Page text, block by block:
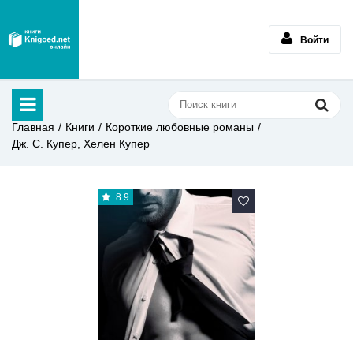
Войти
Главная Книги
Короткие любовные романы
Дж. С. Купер, Хелен Купер
8.9